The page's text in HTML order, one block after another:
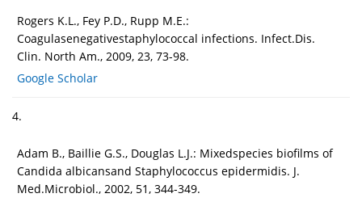
Rogers K.L., Fey P.D., Rupp M.E.:
Coagulasenegativestaphylococcal infections. Infect.Dis.
Clin. North Am., 2009, 23, 73-98.
Google Scholar
4.
Adam B., Baillie G.S., Douglas L.J.: Mixedspecies biofilms of
Candida albicansand Staphylococcus epidermidis. J.
Med.Microbiol., 2002, 51, 344-349.